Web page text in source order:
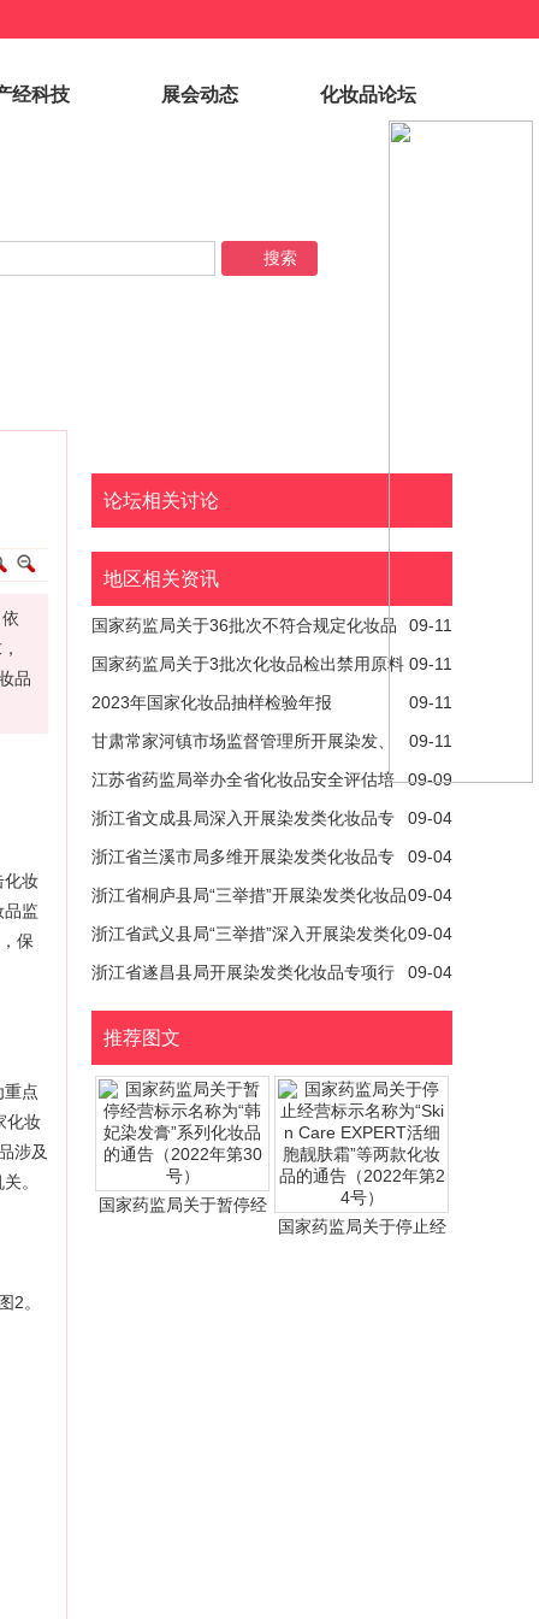
经科技 展会动态 化妆品论坛
品
化妆
品监
保
点
化妆
涉及
。
2。
论坛相关讨论
地区相关资讯
09-11
国家药监局关于36批次不符合规定化妆品
的通告（2024年第33号）
09-11
国家药监局关于3批次化妆品检出禁用原料
的通告（2024年第34号）
09-11
2023年国家化妆品抽样检验年报
09-11
甘肃常家河镇市场监督管理所开展染发、
烫发类化妆品专项检查
09-09
江苏省药监局举办全省化妆品安全评估培
训
09-04
浙江省文成县局深入开展染发类化妆品专
项检查
09-04
浙江省兰溪市局多维开展染发类化妆品专
项行动
09-04
浙江省桐庐县局“三举措”开展染发类化妆品
专项检查
09-04
浙江省武义县局“三举措”深入开展染发类化
妆品专项行动
09-04
浙江省遂昌县局开展染发类化妆品专项行
动
推荐图文
国家药监局关于暂停经
国家药监局关于停止经